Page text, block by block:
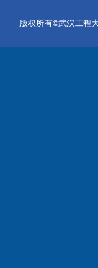
版权所有©武汉工程